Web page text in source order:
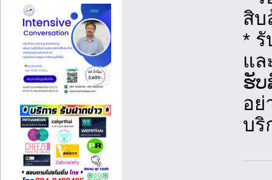
สิบ
*
แล
ຮັບ
อย่
บริ